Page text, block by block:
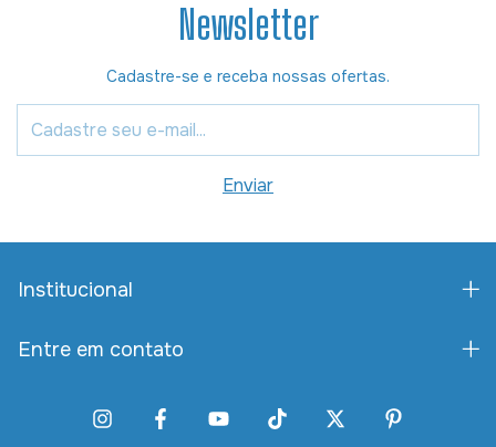
Newsletter
Cadastre-se e receba nossas ofertas.
Institucional
Entre em contato